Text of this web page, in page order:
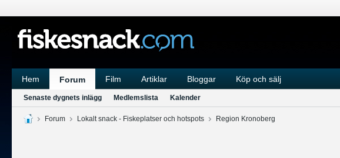
Hem Forum Film Artiklar Bloggar Köp och sälj
Senaste dygnets inlägg Medlemslista Kalender
Forum Lokalt snack - Fiskeplatser och hotspots Region Kronoberg